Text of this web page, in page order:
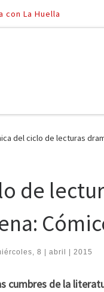
con La Huella
del ciclo de lecturas
de
8 | abril | 2015
cumbres de la